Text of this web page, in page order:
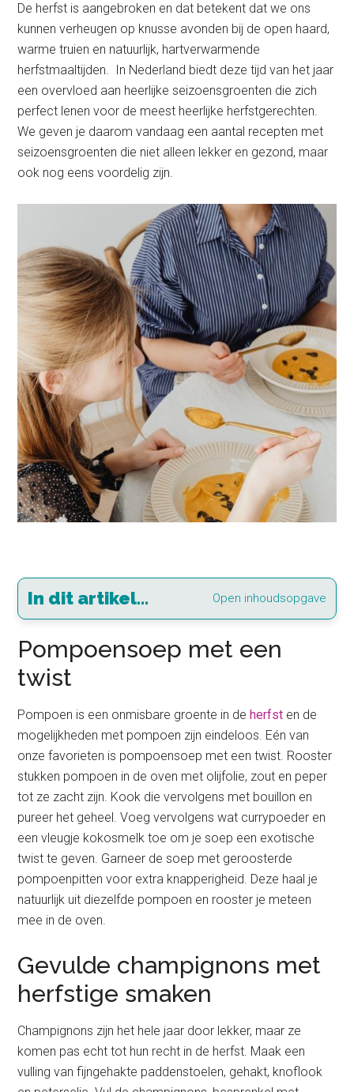
De herfst is aangebroken en dat betekent dat we ons
kunnen verheugen op knusse avonden bij de open haard,
warme truien en natuurlijk, hartverwarmende
herfstmaaltijden. In Nederland biedt deze tijd van het jaar
een overvloed aan heerlijke seizoensgroenten die zich
perfect lenen voor de meest heerlijke herfstgerechten.
We geven je daarom vandaag een aantal recepten met
seizoensgroenten die niet alleen lekker en gezond, maar
ook nog eens voordelig zijn.
In dit artikel... Open inhoudsopgave
Pompoensoep met een
twist
Pompoen is een onmisbare groente in deherfst en de
mogelijkheden met pompoen zijn eindeloos. Eén van
onze favorieten is pompoensoep met een twist. Rooster
stukken pompoen in de oven met olijfolie, zout en peper
tot ze zacht zijn. Kook die vervolgens met bouillon en
pureer het geheel. Voeg vervolgens wat currypoeder en
een vleugje kokosmelk toe om je soep een exotische
twist te geven. Garneer de soep met geroosterde
pompoenpitten voor extra knapperigheid. Deze haal je
natuurlijk uit diezelfde pompoen en rooster je meteen
mee in de oven.
Gevulde champignons met
herfstige smaken
Champignons zijn het hele jaar door lekker, maar ze
komen pas echt tot hun recht in de herfst. Maak een
vulling van fijngehakte paddenstoelen, gehakt, knoflook